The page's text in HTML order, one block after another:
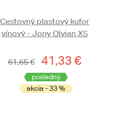
Cestovný plastový kufor
vínový - Jony Olvian XS
61,65 € 41,33 €
posledný
akcia - 33 %